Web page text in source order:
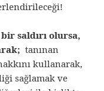
bir saldırı olursa,
tanınan
kullanarak,
sağlamak ve